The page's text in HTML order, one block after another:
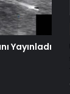
Yayınladı